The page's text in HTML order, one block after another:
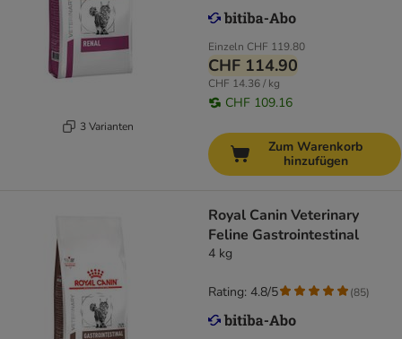
3 Varianten
Einzeln CHF 119.80
CHF 114.90
CHF 14.36 / kg
CHF 109.16
Zum Warenkorb
hinzufügen
Royal Canin Veterinary
Feline Gastrointestinal
4 kg
Rating: 4.8/5 (85)